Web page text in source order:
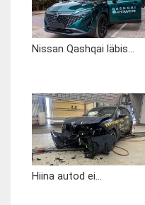
Nissan Qashqai läbis...
Hiina autod ei...